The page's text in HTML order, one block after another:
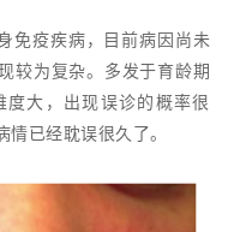
免疫疾病，目前病因尚未
较为复杂。多发于育龄期
大，出现误诊的概率很
已经耽误很久了。